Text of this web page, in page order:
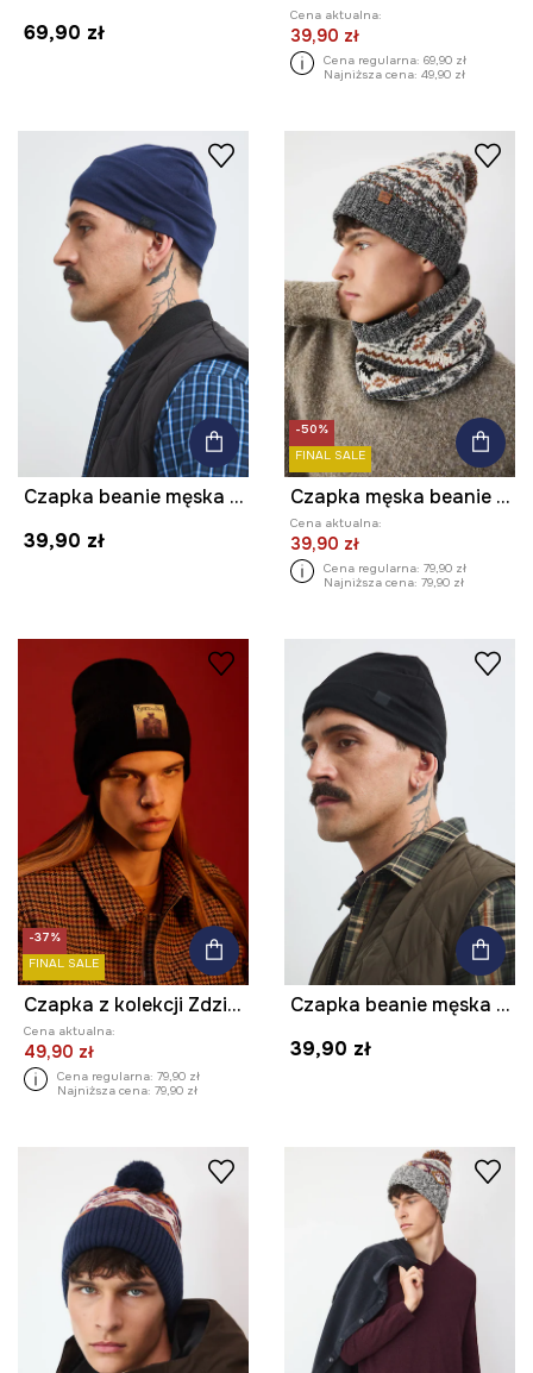
69,90 zł
Cena aktualna:
39,90 zł
Cena regularna: 69,90 zł
Najniższa cena: 49,90 zł
Czapka beanie męska z bawełną
39,90 zł
-50%
FINAL SALE
Czapka męska beanie wzorzysta
Cena aktualna:
39,90 zł
Cena regularna: 79,90 zł
Najniższa cena: 79,90 zł
-37%
FINAL SALE
Czapka z kolekcji Zdzisław Beksiński x Medicine
Cena aktualna:
49,90 zł
Cena regularna: 79,90 zł
Najniższa cena: 79,90 zł
Czapka beanie męska z bawełną
39,90 zł